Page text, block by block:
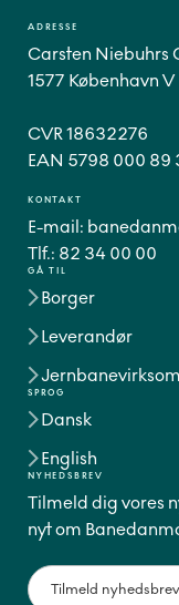
GÅ TIL
Borger
Leverandør
SPROG
Dansk
English
ADRESSE
Carsten Niebuhrs
1577 København V
CVR 18632276
EAN 5798 000 89
KONTAKT
E-mail:
Tlf.: 82 34 00 00
NYHEDSBREV
Tilmeld dig vores
nyt om
Tilmeld nyhedsbrev